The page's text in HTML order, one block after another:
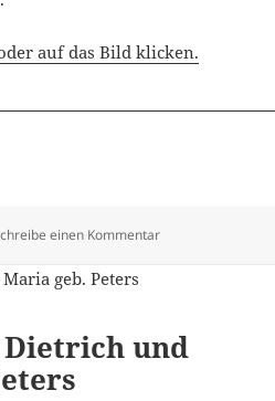
auf das Bild klicken.
einen Kommentarzu Häuser 2024 –
und